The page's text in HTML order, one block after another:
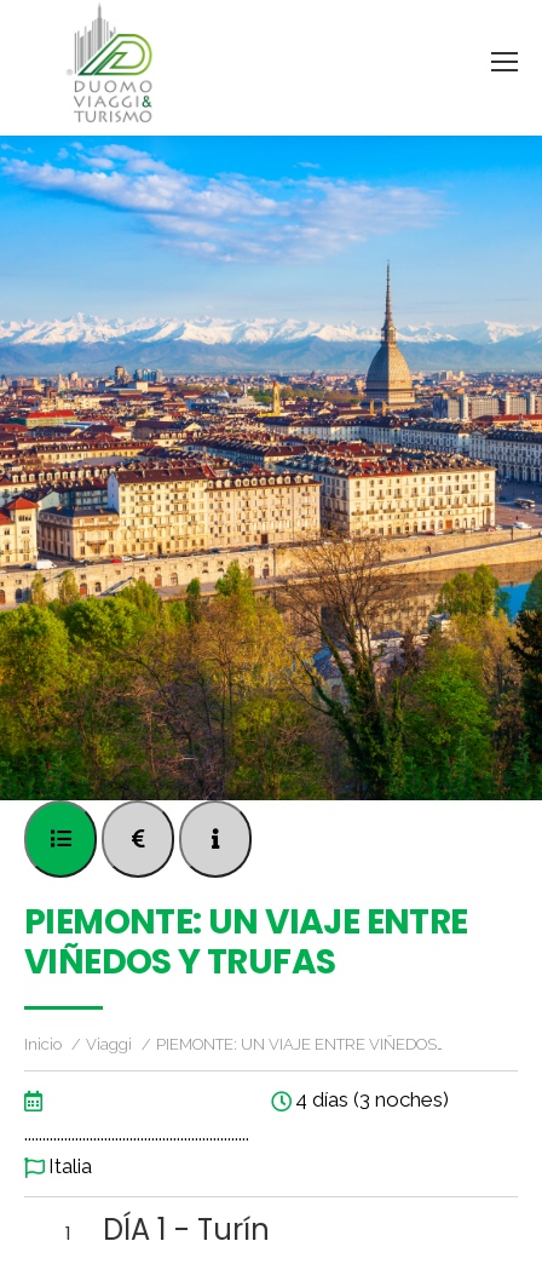
PIEMONTE: UN VIAJE ENTRE
VIÑEDOS Y TRUFAS
Estás aquí:
Inicio Viaggi PIEMONTE: UN VIAJE ENTRE VIÑEDOS…
..............................................................
4 días (3 noches)
Italia
1 DÍA 1 - Turín